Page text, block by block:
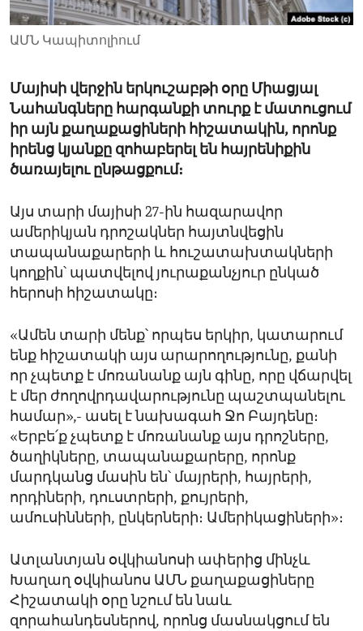
ENVIRONMENT AND HEALTH
IDEALS AND INSTITUTIONS
ԱՄՆ Կապիտոլիում
Մայիսի վերջին երկուշաբթի օրը Միացյալ
Նահանգները հարգանքի տուրք է մատուցում
իր այն քաղաքացիների հիշատակին, որոնք
իրենց կյանքը զոհաբերել են հայրենիքին
ծառայելու ընթացքում։
Այս տարի մայիսի 27-ին հազարավոր
ամերիկյան դրոշակներ հայտնվեցին
տապանաքարերի և հուշատախտակների
կողքին՝ պատվելով յուրաքանչյուր ընկած
հերոսի հիշատակը։
«Ամեն տարի մենք՝ որպես երկիր, կատարում
ենք հիշատակի այս արարողությունը, քանի
որ չպետք է մոռանանք այն գինը, որը վճարվել
է մեր ժողովրդավարությունը պաշտպանելու
համար»,- ասել է նախագահ Ջո Բայդենը։
«Երբե՛ք չպետք է մոռանանք այս դրոշները,
ծաղիկները, տապանաքարերը, որոնք
մարդկանց մասին են՝ մայրերի, հայրերի,
որդիների, դուստրերի, քույրերի,
ամուսինների, ընկերների։ Ամերիկացիների»։
Ատլանտյան օվկիանոսի ափերից մինչև
Խաղաղ օվկիանոս ԱՄՆ քաղաքացիները
Հիշատակի օրը նշում են նաև
զորահանդեսներով, որոնց մասնակցում են